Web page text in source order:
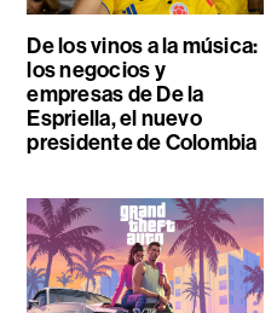
De los vinos a la música:
los negocios y
empresas de De la
Espriella, el nuevo
presidente de Colombia